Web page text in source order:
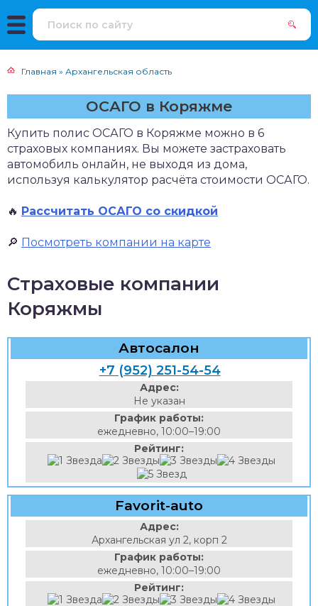
Главная » Архангельская область
ОСАГО в Коряжме
Купить полис ОСАГО в Коряжме можно в 6
страховых компаниях. Вы можете застраховать
автомобиль онлайн, не выходя из дома,
используя калькулятор расчёта стоимости ОСАГО.
🔥 Рассчитать ОСАГО со скидкой
🔎 Посмотреть компании на карте
Страховые компании
Коряжмы
Автосалон
+7 (952) 251-54-54
Адрес:
Не указан
График работы:
ежедневно, 10:00–19:00
Рейтинг:
Favorit-auto
Адрес:
Архангельская ул 2, корп 2
График работы:
ежедневно, 10:00–19:00
Рейтинг: